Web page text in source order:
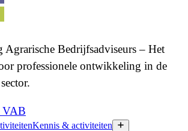
Agrarische Bedrijfsadviseurs – Het
professionele ontwikkeling in de
VAB
Kennis & activiteiten